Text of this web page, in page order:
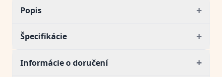
Popis +
Špecifikácie +
Informácie o doručení +